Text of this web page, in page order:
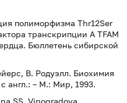
полиморфизма Thr12Ser
транскрипции А TFAM
Бюллетень сибирской
В. Родуэлл. Биохимия
англ.: – М.: Мир, 1993.